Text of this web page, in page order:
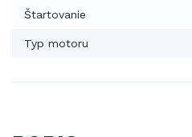
Štartovanie
Typ motoru